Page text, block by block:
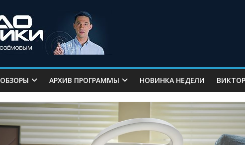
ОБЗОРЫ АРХИВ ПРОГРАММЫ НОВИНКА НЕДЕЛИ